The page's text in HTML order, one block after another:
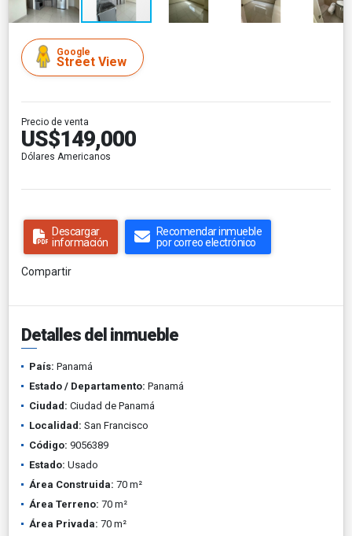
Google
Street View
Precio de venta
US$149,000
Dólares Americanos
Descargar
información
Recomendar inmueble
por correo electrónico
Compartir
Detalles del inmueble
País: Panamá
Estado / Departamento: Panamá
Ciudad: Ciudad de Panamá
Localidad: San Francisco
Código: 9056389
Estado: Usado
Área Construida: 70 m²
Área Terreno: 70 m²
Área Privada: 70 m²